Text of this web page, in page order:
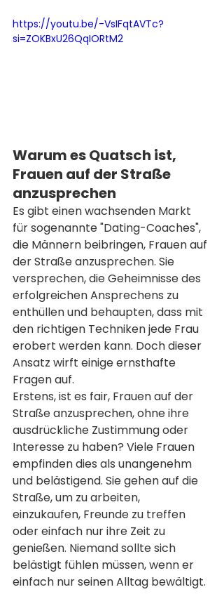
https://youtu.be/-VsIFqtAVTc?
si=ZOKBxU26QqIORtM2
Warum es Quatsch ist,
Frauen auf der Straße
anzusprechen
Es gibt einen wachsenden Markt
für sogenannte "Dating-Coaches",
die Männern beibringen, Frauen auf
der Straße anzusprechen. Sie
versprechen, die Geheimnisse des
erfolgreichen Ansprechens zu
enthüllen und behaupten, dass mit
den richtigen Techniken jede Frau
erobert werden kann. Doch dieser
Ansatz wirft einige ernsthafte
Fragen auf.
Erstens, ist es fair, Frauen auf der
Straße anzusprechen, ohne ihre
ausdrückliche Zustimmung oder
Interesse zu haben? Viele Frauen
empfinden dies als unangenehm
und belästigend. Sie gehen auf die
Straße, um zu arbeiten,
einzukaufen, Freunde zu treffen
oder einfach nur ihre Zeit zu
genießen. Niemand sollte sich
belästigt fühlen müssen, wenn er
einfach nur seinen Alltag bewältigt.